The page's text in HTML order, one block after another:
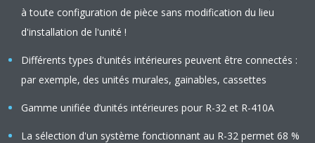
à toute configuration de pièce sans modification du lieu
d'installation de l'unité !
Différents types d'unités intérieures peuvent être connectés :
par exemple, des unités murales, gainables, cassettes
Gamme unifiée d’unités intérieures pour R-32 et R-410A
La sélection d'un système fonctionnant au R-32 permet 68 %